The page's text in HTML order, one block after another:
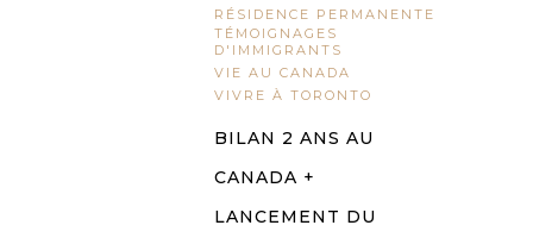
RÉSIDENCE PERMANENTE
TÉMOIGNAGES
D'IMMIGRANTS
VIE AU CANADA
VIVRE À TORONTO
BILAN 2 ANS AU
CANADA +
LANCEMENT DU